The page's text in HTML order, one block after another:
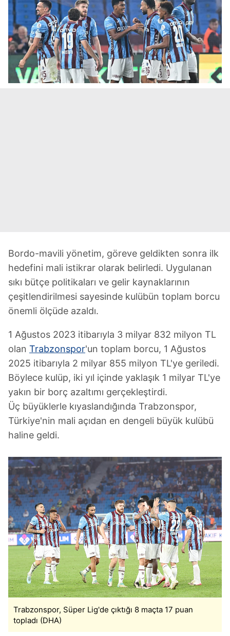
Bordo-mavili yönetim, göreve geldikten sonra ilk
hedefini mali istikrar olarak belirledi. Uygulanan
sıkı bütçe politikaları ve gelir kaynaklarının
çeşitlendirilmesi sayesinde kulübün toplam borcu
önemli ölçüde azaldı.
1 Ağustos 2023 itibarıyla 3 milyar 832 milyon TL
olan Trabzonspor'un toplam borcu, 1 Ağustos
2025 itibarıyla 2 milyar 855 milyon TL'ye geriledi.
Böylece kulüp, iki yıl içinde yaklaşık 1 milyar TL'ye
yakın bir borç azaltımı gerçekleştirdi.
Üç büyüklerle kıyaslandığında Trabzonspor,
Türkiye'nin mali açıdan en dengeli büyük kulübü
haline geldi.
Trabzonspor, Süper Lig'de çıktığı 8 maçta 17 puan
topladı (DHA)